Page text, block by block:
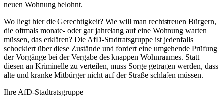
neuen Wohnung belohnt.
Wo liegt hier die Gerechtigkeit? Wie will man rechtstreuen Bürgern,
die oftmals monate- oder gar jahrelang auf eine Wohnung warten
müssen, das erklären? Die AfD-Stadtratsgruppe ist jedenfalls
schockiert über diese Zustände und fordert eine umgehende Prüfung
der Vorgänge bei der Vergabe des knappen Wohnraumes. Statt
diesen an Kriminelle zu verteilen, muss Sorge getragen werden, dass
alte und kranke Mitbürger nicht auf der Straße schlafen müssen.
Ihre AfD-Stadtratsgruppe